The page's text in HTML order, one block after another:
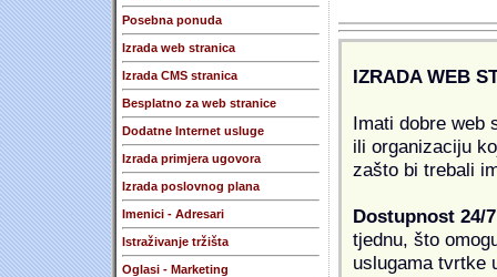
Posebna ponuda
Izrada web stranica
Izrada CMS stranica
Besplatno za web stranice
Dodatne Internet usluge
Izrada primjera ugovora
Izrada poslovnog plana
Imenici - Adresari
Istraživanje tržišta
Oglasi - Marketing
IZRADA WEB
Imati dobre web
ili organizaciju
zašto bi trebali
Dostupnost 24/7
tjednu, što
uslugama tvrtke